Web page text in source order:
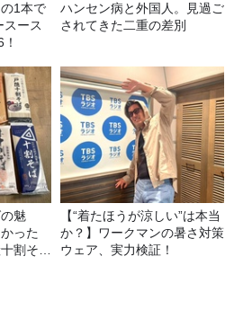
の1本で
スース
ハンセン病と外国人。見過ご
されてきた二重の差別
魅
った
割そ
【“着たほうが涼しい”は本当
か？】ワークマンの暑さ対策
ウェア、実力検証！